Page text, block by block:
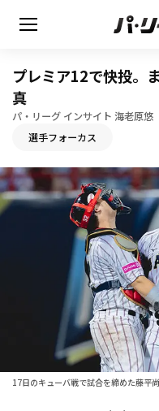
無料アカウント登録
HOME
日程・結果
順位表･成績
1軍公式戦
ファーム東地区
選手名鑑
プレミア12で快投。
真
パ・リーグ インサイト 海老原悠
選手フォーカス
17日のキューバ戦で試合を締めた藤平